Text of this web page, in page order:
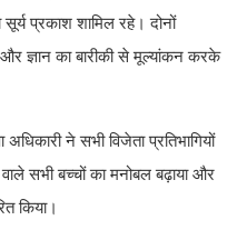
प्रकाश शामिल रहे। दोनों
और ज्ञान का बारीकी से मूल्यांकन करके
ने सभी विजेता प्रतिभागियों
सभी बच्चों का मनोबल बढ़ाया और
किया।